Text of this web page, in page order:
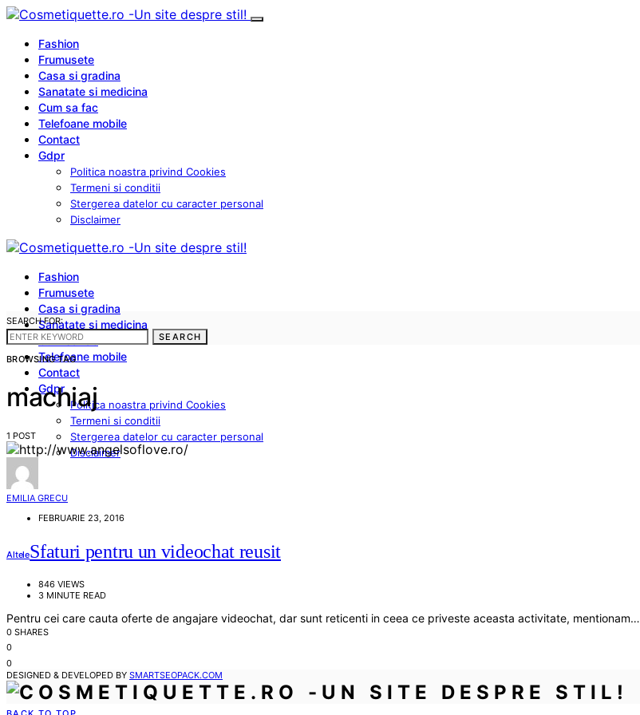
Fashion
Frumusete
Casa si gradina
Sanatate si medicina
Cum sa fac
Telefoane mobile
Contact
Gdpr
Politica noastra privind Cookies
Termeni si conditii
Stergerea datelor cu caracter personal
Disclaimer
Fashion
Frumusete
Casa si gradina
Sanatate si medicina
Cum sa fac
Telefoane mobile
Contact
Gdpr
Politica noastra privind Cookies
Termeni si conditii
Stergerea datelor cu caracter personal
Disclaimer
SEARCH FOR:
SEARCH
BROWSING TAG
machiaj
1 POST
EMILIA GRECU
FEBRUARIE 23, 2016
AlteleSfaturi pentru un videochat reusit
846 VIEWS
3 MINUTE READ
Pentru cei care cauta oferte de angajare videochat, dar sunt reticenti in ceea ce priveste aceasta activitate, mentionam…
0 SHARES
0
0
DESIGNED & DEVELOPED BY SMARTSEOPACK.COM